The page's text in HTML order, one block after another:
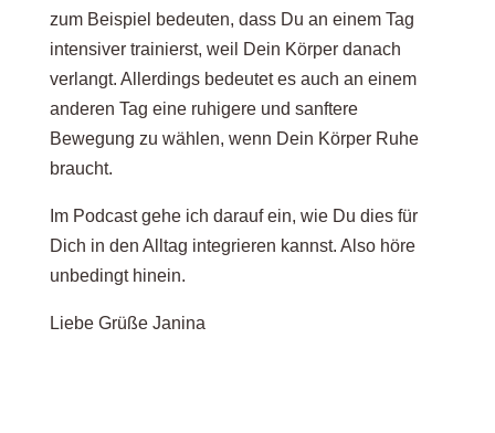
zum Beispiel bedeuten, dass Du an einem Tag
intensiver trainierst, weil Dein Körper danach
verlangt. Allerdings bedeutet es auch an einem
anderen Tag eine ruhigere und sanftere
Bewegung zu wählen, wenn Dein Körper Ruhe
braucht.
Im Podcast gehe ich darauf ein, wie Du dies für
Dich in den Alltag integrieren kannst. Also höre
unbedingt hinein.
Liebe Grüße Janina